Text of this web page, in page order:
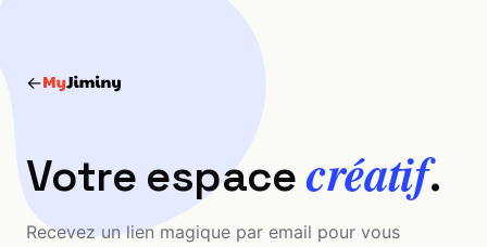
←
Votre espace créatif.
Recevez un lien magique par email pour vous